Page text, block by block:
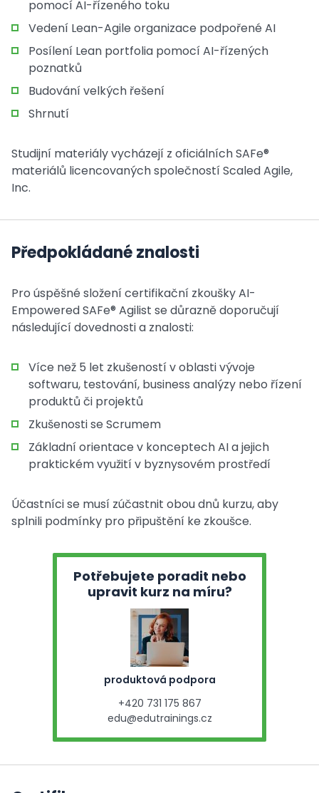
pomocí AI-řízeného toku
Vedení Lean-Agile organizace podpořené AI
Posílení Lean portfolia pomocí AI-řízených
poznatků
Budování velkých řešení
Shrnutí
Studijní materiály vycházejí z oficiálních SAFe®
materiálů licencovaných společností Scaled Agile,
Inc.
Předpokládané znalosti
Pro úspěšné složení certifikační zkoušky AI-
Empowered SAFe® Agilist se důrazně doporučují
následující dovednosti a znalosti:
Více než 5 let zkušeností v oblasti vývoje
softwaru, testování, business analýzy nebo řízení
produktů či projektů
Zkušenosti se Scrumem
Základní orientace v konceptech AI a jejich
praktickém využití v byznysovém prostředí
Účastníci se musí zúčastnit obou dnů kurzu, aby
splnili podmínky pro připuštění ke zkoušce.
Potřebujete poradit nebo
upravit kurz na míru?
produktová podpora
+420 731 175 867
edu@edutrainings.cz